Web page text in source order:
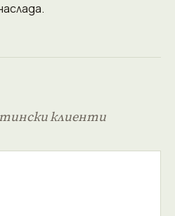
клиенти